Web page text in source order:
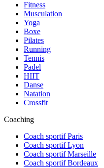
Fitness
Musculation
Yoga
Boxe
Pilates
Running
Tennis
Padel
HIIT
Danse
Natation
Crossfit
Coaching
Coach sportif Paris
Coach sportif Lyon
Coach sportif Marseille
Coach sportif Bordeaux